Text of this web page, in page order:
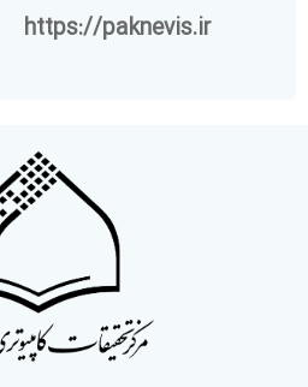
https://paknevis.ir